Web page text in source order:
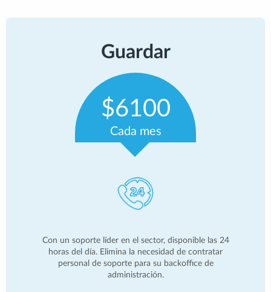
Guardar
$6100
Cada mes
Con un soporte líder en el sector, disponible las 24
horas del día. Elimina la necesidad de contratar
personal de soporte para su backoffice de
administración.